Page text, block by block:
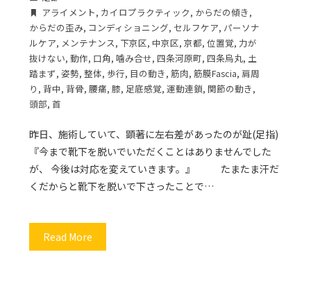
アライメント, カイロプラクティック, からだの傾き,
からだの歪み, コンディショニング, セルフケア, パーソナ
ルケア, メンテナンス, 下京区,中京区,京都,位置覚, 力が
抜けない,動作, 口角,噛み合せ,四条河原町,四条烏丸, 土
踏まず,姿勢,整体, 歩行, 目の動き,筋肉,筋膜Fascia,肩周
り , 背中, 背骨,腰痛,膝, 足底感覚,運動連鎖,関節の動き,
頭部,首
昨日、施術していて、顕著に左右差があったのが趾(足指)
『今まで靴下を脱いでいただくことはありませんでした
が、 今後は対応を変えていきます。』 たまたま汗だ
くだからと靴下を脱いで下さったことで…
Read More